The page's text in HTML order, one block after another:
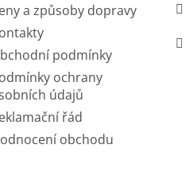
a způsoby dopravy
podmínky
ochrany
údajů
řád
obchodu